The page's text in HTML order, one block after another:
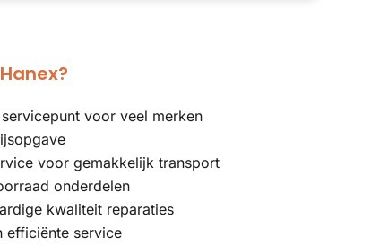
voor veel merken
voor gemakkelijk transport
onderdelen
kwaliteit reparaties
efficiënte service